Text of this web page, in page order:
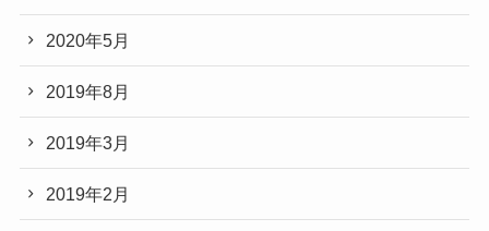
2020年5月
2019年8月
2019年3月
2019年2月